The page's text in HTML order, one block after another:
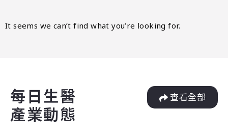
It seems we can’t find what you’re looking for.
每日生醫
產業動態
查看全部